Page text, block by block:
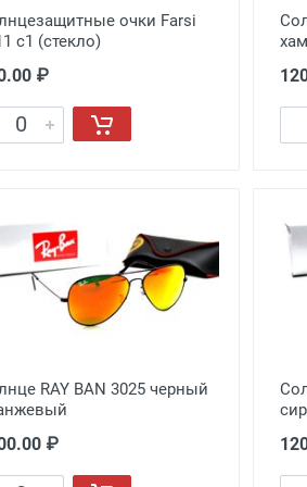
очки Farsi
c1 (стекло)
₽
RAY BAN 3025 черный
₽